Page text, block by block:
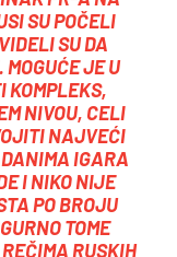
SU POČELI
SU DA
MOGUĆE JE U
KOMPLEKS,
NIVOU, CELI
NAJVEĆI
IGARA
I NIKO NIJE
PO BROJU
TOME
RUSKIH